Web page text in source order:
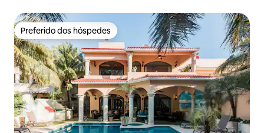
Preferido dos hóspedes
Preferido dos hóspedes